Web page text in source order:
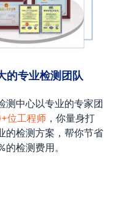
的专业检测团队
测中心以专业的专家团
位工程师 ，你量身打
的检测方案，帮你节省
的检测费用。